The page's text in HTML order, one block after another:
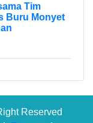
Tim
Buru Monyet
Reserved